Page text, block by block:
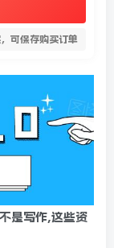
可保存购买订单
是写作,这些资